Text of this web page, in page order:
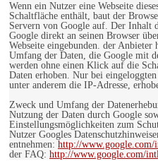
Wenn ein Nutzer eine Webseite
Schaltfläche enthält, baut der
Servern von Google auf. Der Inhalt
Google direkt an seinen Browser
Webseite eingebunden. der
Umfang der Daten, die Google mit
werden ohne einen Klick auf die
Daten erhoben. Nur bei
unter anderem die IP-Adresse,
Zweck und Umfang der
Nutzung der Daten durch Google
Einstellungsmöglichkeiten zum
Nutzer Googles
entnehmen: http://
der FAQ: http://www.google.com/